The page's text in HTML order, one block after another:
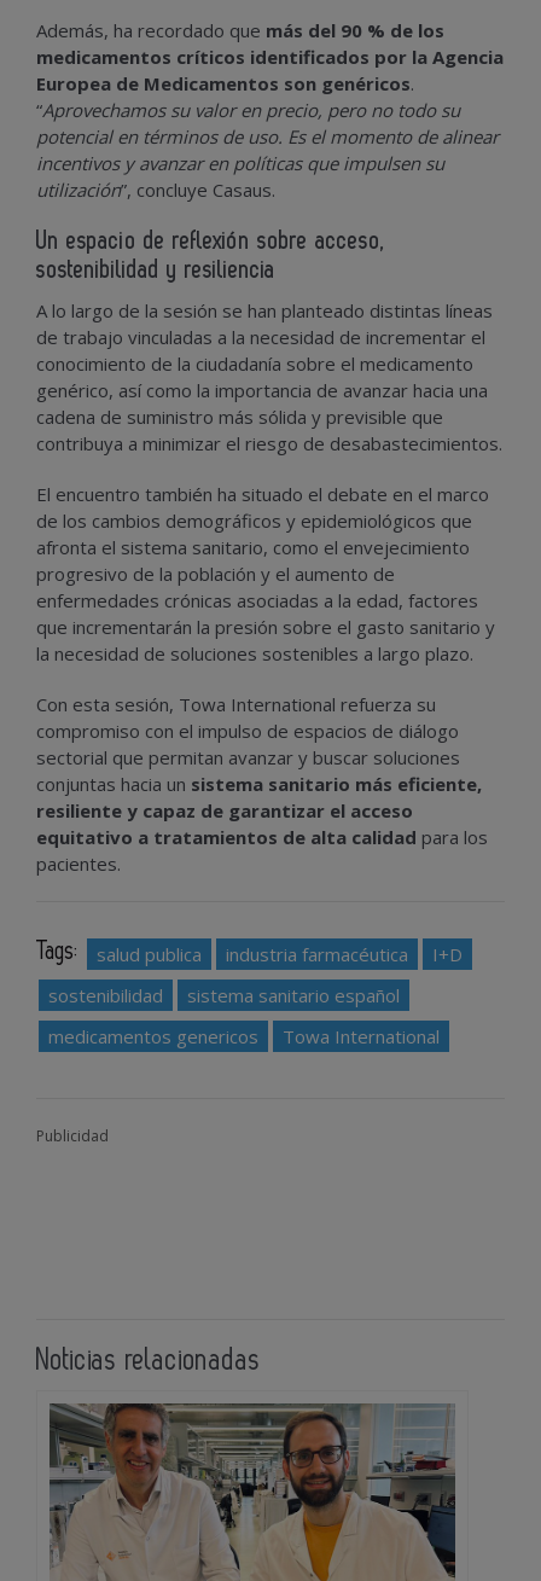
Además, ha recordado que más del 90 % de los
medicamentos críticos identificados por la Agencia
Europea de Medicamentos son genéricos.
“Aprovechamos su valor en precio, pero no todo su
potencial en términos de uso. Es el momento de alinear
incentivos y avanzar en políticas que impulsen su
utilización”, concluye Casaus.
Un espacio de reflexión sobre acceso,
sostenibilidad y resiliencia
A lo largo de la sesión se han planteado distintas líneas
de trabajo vinculadas a la necesidad de incrementar el
conocimiento de la ciudadanía sobre el medicamento
genérico, así como la importancia de avanzar hacia una
cadena de suministro más sólida y previsible que
contribuya a minimizar el riesgo de desabastecimientos.
El encuentro también ha situado el debate en el marco
de los cambios demográficos y epidemiológicos que
afronta el sistema sanitario, como el envejecimiento
progresivo de la población y el aumento de
enfermedades crónicas asociadas a la edad, factores
que incrementarán la presión sobre el gasto sanitario y
la necesidad de soluciones sostenibles a largo plazo.
Con esta sesión, Towa International refuerza su
compromiso con el impulso de espacios de diálogo
sectorial que permitan avanzar y buscar soluciones
conjuntas hacia un sistema sanitario más eficiente,
resiliente y capaz de garantizar el acceso
equitativo a tratamientos de alta calidad para los
pacientes.
Tags: salud publica industria farmacéutica
I+D
sostenibilidad
sistema sanitario español
medicamentos genericos
Towa International
Publicidad
Noticias relacionadas